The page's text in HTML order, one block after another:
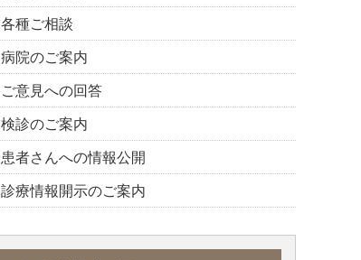
各種ご相談
病院のご案内
ご意見への回答
検診のご案内
患者さんへの情報公開
診療情報開示のご案内